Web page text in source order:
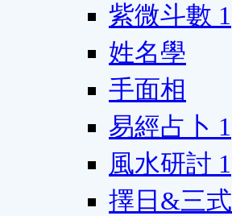
紫微斗數 1
姓名學
手面相
易經占卜 1
風水研討 1
擇日&三式